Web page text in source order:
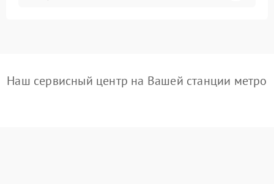
Наш сервисный центр на Вашей станции метро